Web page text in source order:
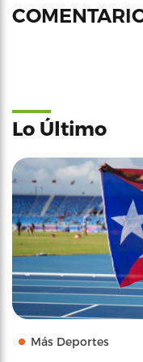
Lo Último
Más Deportes